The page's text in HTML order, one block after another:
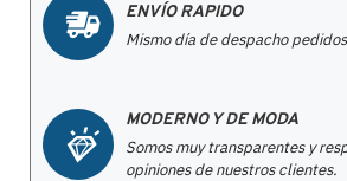
ENVÍO RAPIDO
Mismo día de despacho pedidos
MODERNO Y DE MODA
Somos muy transparentes y
opiniones de nuestros clientes.